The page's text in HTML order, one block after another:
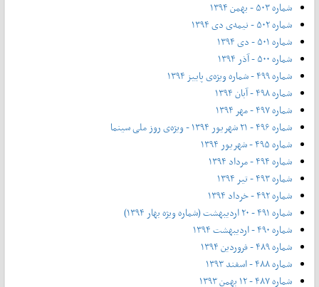
شماره ۵۰۳ - بهمن ۱۳۹۴
شماره ۵۰۲ - نیمه‌ی دی ۱۳۹۴
شماره ۵۰۱ - دی ۱۳۹۴
شماره ۵۰۰ - آذر ۱۳۹۴
شماره ۴۹۹ - شماره ویژه‌ی پاییز ۱۳۹۴
شماره ۴۹۸ - آبان ۱۳۹۴
شماره ۴۹۷ - مهر ۱۳۹۴
شماره ۴۹۶ - ۲۱ شهریور ۱۳۹۴ - ویژه‌ی روز ملی سینما
شماره ۴۹۵ - شهریور ۱۳۹۴
شماره ۴۹۴ - مرداد ۱۳۹۴
شماره ۴۹۳ - تیر ۱۳۹۴
شماره ۴۹۲ - خرداد ۱۳۹۴
شماره ۴۹۱ - ۲۰ اردیبهشت (شماره ویژه بهار ۱۳۹۴)
شماره ۴۹۰ - اردیبهشت ۱۳۹۴
شماره ۴۸۹ - فروردین ۱۳۹۴
شماره ۴۸۸ - اسفند ۱۳۹۳
شماره ۴۸۷ - ۱۲ بهمن ۱۳۹۳